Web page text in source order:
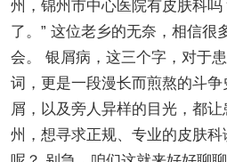
州，锦州市中心医院有皮肤科
了。” 这位老乡的无奈，相信很
会。 银屑病，这三个字，对于
词，更是一段漫长而煎熬的斗
屑，以及旁人异样的目光，都
州，想寻求正规、专业的皮肤